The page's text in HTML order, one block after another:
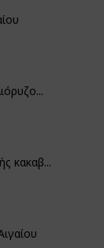
κακαβ...